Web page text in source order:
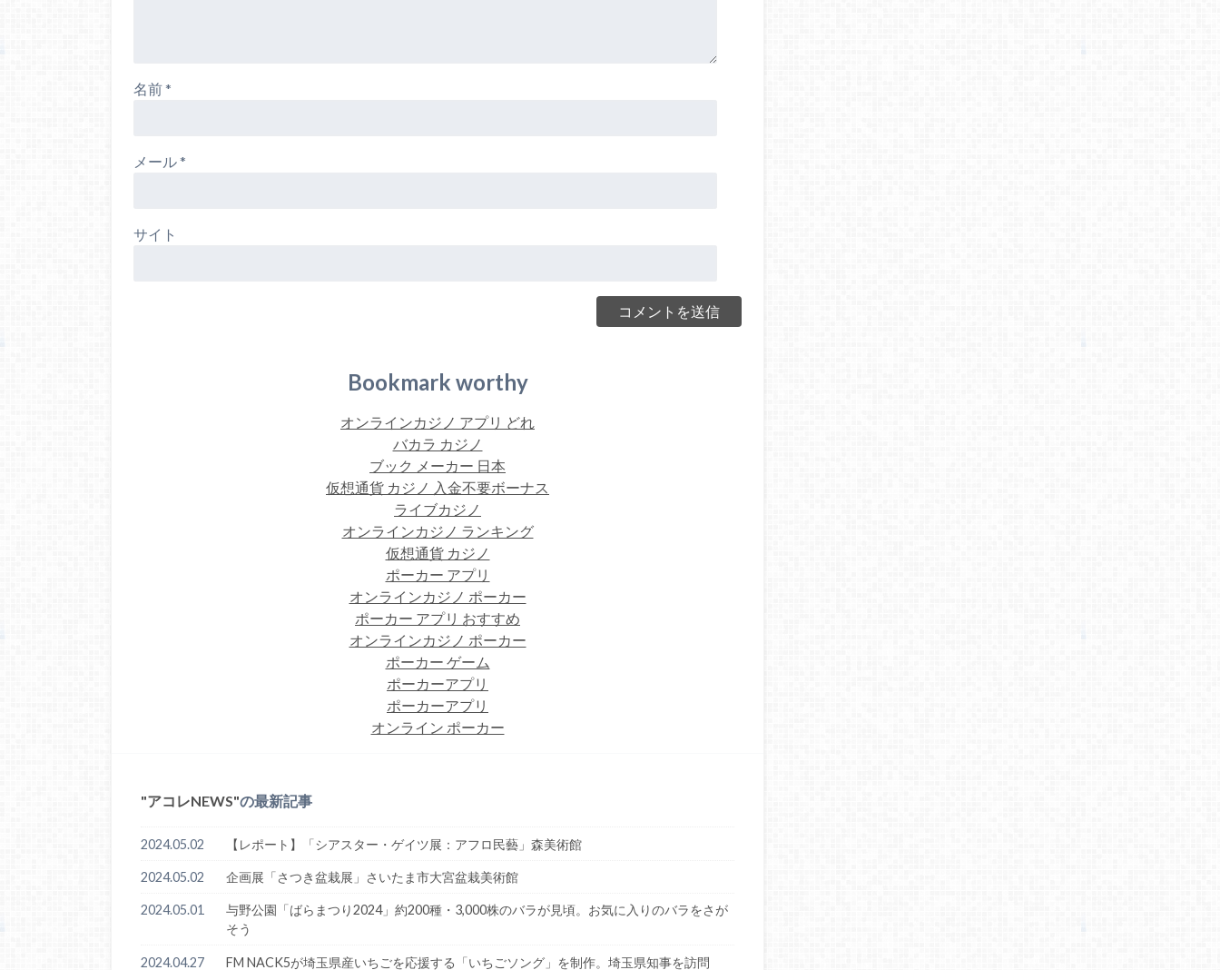
名前*
メール*
サイト
Bookmark worthy
オンラインカジノ アプリ どれ
バカラ カジノ
ブック メーカー 日本
仮想通貨 カジノ 入金不要ボーナス
ライブカジノ
オンラインカジノ ランキング
仮想通貨 カジノ
ポーカー アプリ
オンラインカジノ ポーカー
ポーカー アプリ おすすめ
オンラインカジノ ポーカー
ポーカー ゲーム
ポーカーアプリ
ポーカーアプリ
オンライン ポーカー
アコレNEWS の最新記事
2024.05.02 【レポート】「シアスター・ゲイツ展：アフロ民藝」森美術館
2024.05.02 企画展「さつき盆栽展」さいたま市大宮盆栽美術館
2024.05.01
与野公園「ばらまつり2024」約200種・3,000株のバラが見頃。お気に入りのバラをさが
そう
2024.04.27 FM NACK5が埼玉県産いちごを応援する「いちごソング」を制作。埼玉県知事を訪問